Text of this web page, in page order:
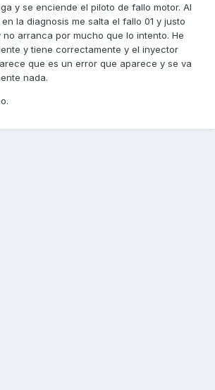
y se enciende el piloto de fallo motor. Al
la diagnosis me salta el fallo 01 y justo
no arranca por mucho que lo intento. He
y tiene correctamente y el inyector
que es un error que aparece y se va
nada.